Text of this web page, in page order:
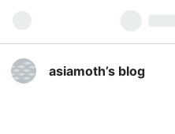
asiamoth’s blog